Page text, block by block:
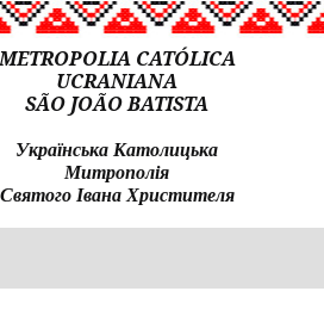
CATÓLICA
UCRANIANA
SÃO JOÃO BATISTA
Українська Католицька
Митрополія
Святого Івана Христителя